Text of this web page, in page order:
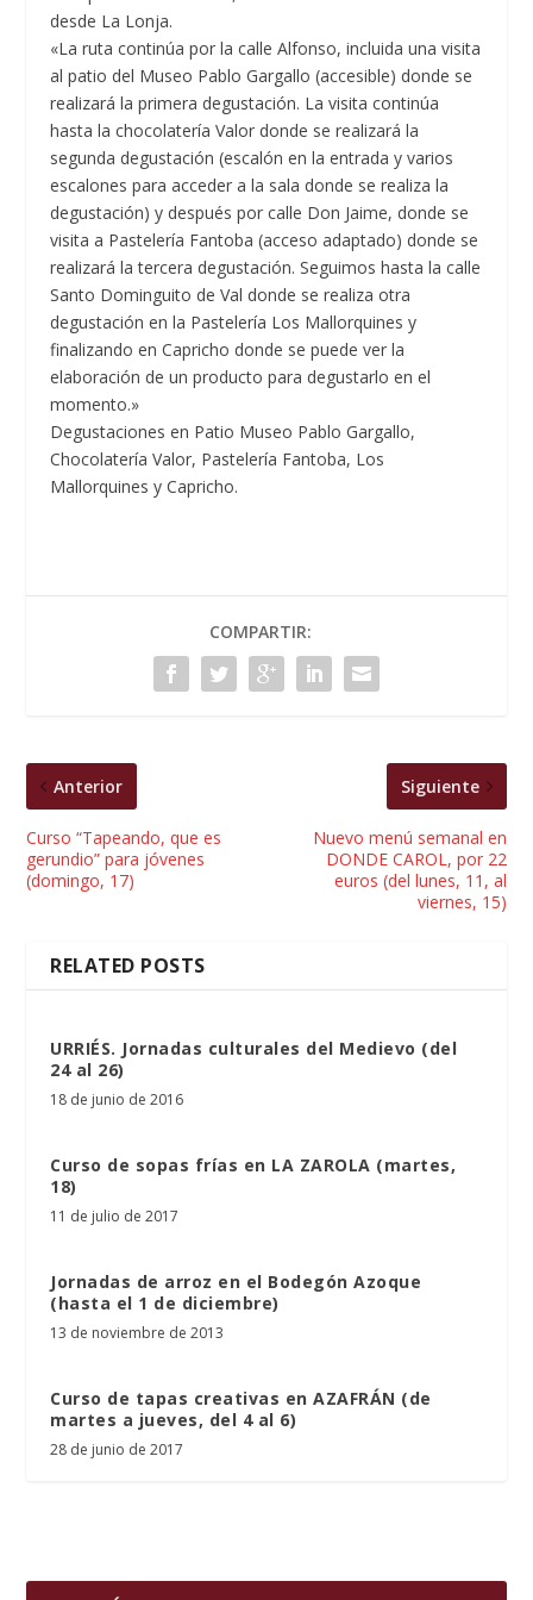
desde La Lonja.
«La ruta continúa por la calle Alfonso, incluida una visita
al patio del Museo Pablo Gargallo (accesible) donde se
realizará la primera degustación. La visita continúa
hasta la chocolatería Valor donde se realizará la
segunda degustación (escalón en la entrada y varios
escalones para acceder a la sala donde se realiza la
degustación) y después por calle Don Jaime, donde se
visita a Pastelería Fantoba (acceso adaptado) donde se
realizará la tercera degustación. Seguimos hasta la calle
Santo Dominguito de Val donde se realiza otra
degustación en la Pastelería Los Mallorquines y
finalizando en Capricho donde se puede ver la
elaboración de un producto para degustarlo en el
momento.»
Degustaciones en Patio Museo Pablo Gargallo,
Chocolatería Valor, Pastelería Fantoba, Los
Mallorquines y Capricho.
COMPARTIR:
Anterior
Curso “Tapeando, que es
gerundio” para jóvenes
(domingo, 17)
Siguiente
Nuevo menú semanal en
DONDE CAROL, por 22
euros (del lunes, 11, al
viernes, 15)
RELATED POSTS
URRIÉS. Jornadas culturales del Medievo (del
24 al 26)
18 de junio de 2016
Curso de sopas frías en LA ZAROLA (martes,
18)
11 de julio de 2017
Jornadas de arroz en el Bodegón Azoque
(hasta el 1 de diciembre)
13 de noviembre de 2013
Curso de tapas creativas en AZAFRÁN (de
martes a jueves, del 4 al 6)
28 de junio de 2017